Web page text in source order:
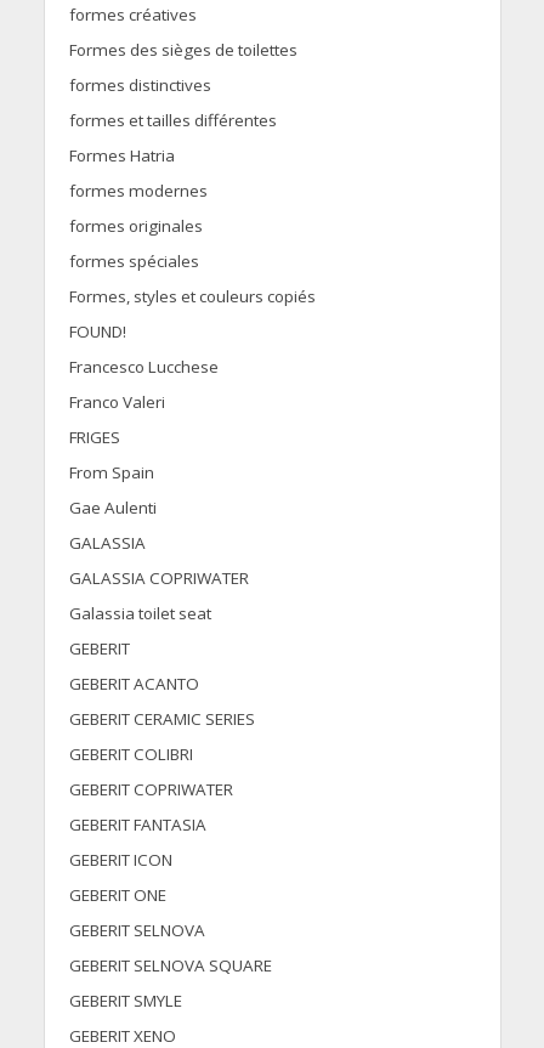
formes créatives
Formes des sièges de toilettes
formes distinctives
formes et tailles différentes
Formes Hatria
formes modernes
formes originales
formes spéciales
Formes, styles et couleurs copiés
FOUND!
Francesco Lucchese
Franco Valeri
FRIGES
From Spain
Gae Aulenti
GALASSIA
GALASSIA COPRIWATER
Galassia toilet seat
GEBERIT
GEBERIT ACANTO
GEBERIT CERAMIC SERIES
GEBERIT COLIBRI
GEBERIT COPRIWATER
GEBERIT FANTASIA
GEBERIT ICON
GEBERIT ONE
GEBERIT SELNOVA
GEBERIT SELNOVA SQUARE
GEBERIT SMYLE
GEBERIT XENO